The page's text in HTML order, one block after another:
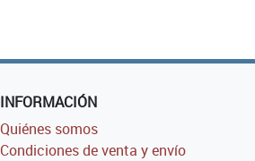
INFORMACIÓN
Quiénes somos
Condiciones de venta y envío